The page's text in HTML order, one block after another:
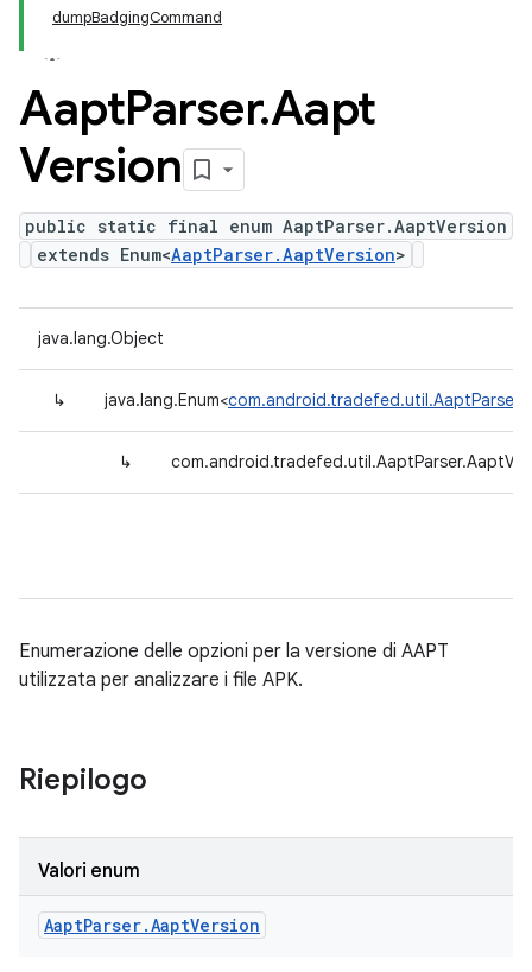
dumpBadgingCommand
AaptParser.Aapt
Version
public static final enum AaptParser.AaptVersion
extends Enum<AaptParser.AaptVersion>
java.lang.Object
↳ java.lang.Enum<
↳
Enumerazione delle opzioni per la versione di AAPT
utilizzata per analizzare i file APK.
Riepilogo
Valori enum
AaptParser.AaptVersion